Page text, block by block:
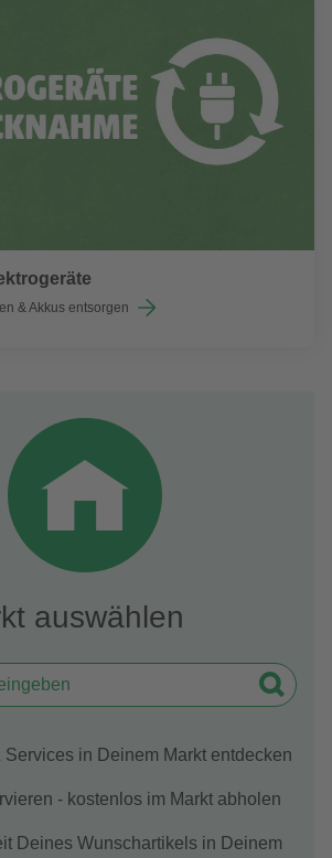
& Akkus entsorgen
auswählen
Services in Deinem Markt entdecken
- kostenlos im Markt abholen
Deines Wunschartikels in Deinem